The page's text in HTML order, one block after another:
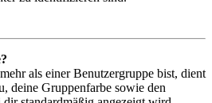
als einer Benutzergruppe bist, dient
deine Gruppenfarbe sowie den